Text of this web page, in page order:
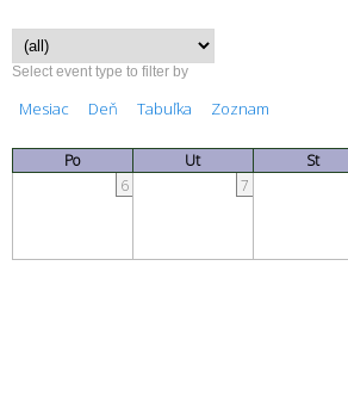
Select event type to filter by
Mesiac Deň Tabuľka Zoznam
Po Ut St
6
7